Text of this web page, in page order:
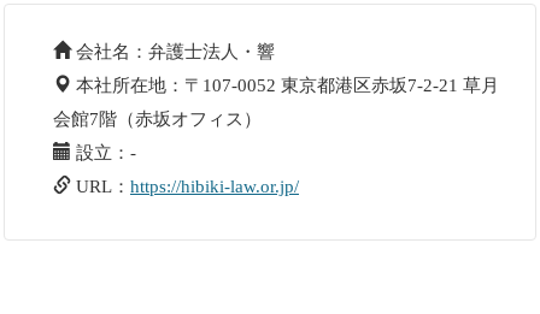
会社名：弁護士法人・響
本社所在地：〒107-0052 東京都港区赤坂7-2-21 草月
会館7階（赤坂オフィス）
設立：-
URL： https://hibiki-law.or.jp/